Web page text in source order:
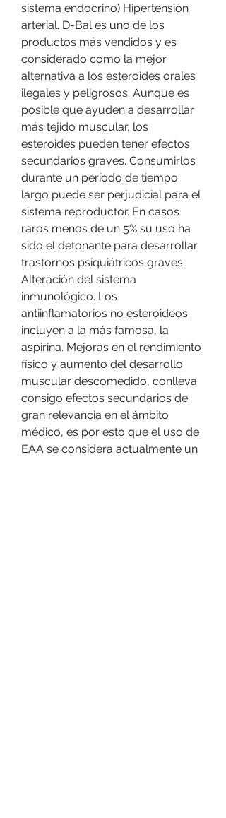
sistema endocrino) Hipertensión
arterial. D-Bal es uno de los
productos más vendidos y es
considerado como la mejor
alternativa a los esteroides orales
ilegales y peligrosos. Aunque es
posible que ayuden a desarrollar
más tejido muscular, los
esteroides pueden tener efectos
secundarios graves. Consumirlos
durante un período de tiempo
largo puede ser perjudicial para el
sistema reproductor. En casos
raros menos de un 5% su uso ha
sido el detonante para desarrollar
trastornos psiquiátricos graves.
Alteración del sistema
inmunológico. Los
antiinflamatorios no esteroideos
incluyen a la más famosa, la
aspirina. Mejoras en el rendimiento
físico y aumento del desarrollo
muscular descomedido, conlleva
consigo efectos secundarios de
gran relevancia en el ámbito
médico, es por esto que el uso de
EAA se considera actualmente un